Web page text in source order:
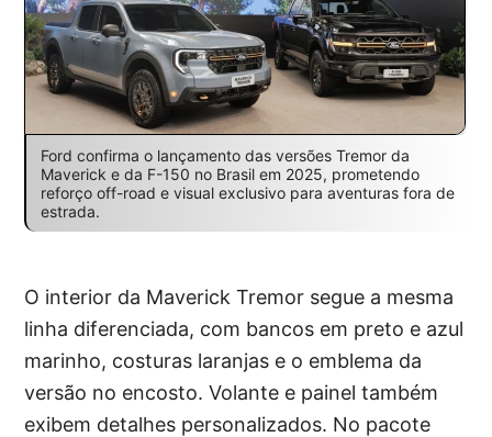
Ford confirma o lançamento das versões Tremor da
Maverick e da F-150 no Brasil em 2025, prometendo
reforço off-road e visual exclusivo para aventuras fora de
estrada.
O interior da Maverick Tremor segue a mesma
linha diferenciada, com bancos em preto e azul
marinho, costuras laranjas e o emblema da
versão no encosto. Volante e painel também
exibem detalhes personalizados. No pacote